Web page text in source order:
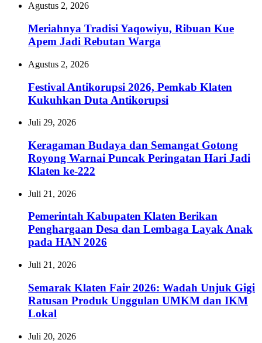
Agustus 2, 2026
Meriahnya Tradisi Yaqowiyu, Ribuan Kue
Apem Jadi Rebutan Warga
Agustus 2, 2026
Festival Antikorupsi 2026, Pemkab Klaten
Kukuhkan Duta Antikorupsi
Juli 29, 2026
Keragaman Budaya dan Semangat Gotong
Royong Warnai Puncak Peringatan Hari Jadi
Klaten ke-222
Juli 21, 2026
Pemerintah Kabupaten Klaten Berikan
Penghargaan Desa dan Lembaga Layak Anak
pada HAN 2026
Juli 21, 2026
Semarak Klaten Fair 2026: Wadah Unjuk Gigi
Ratusan Produk Unggulan UMKM dan IKM
Lokal
Juli 20, 2026